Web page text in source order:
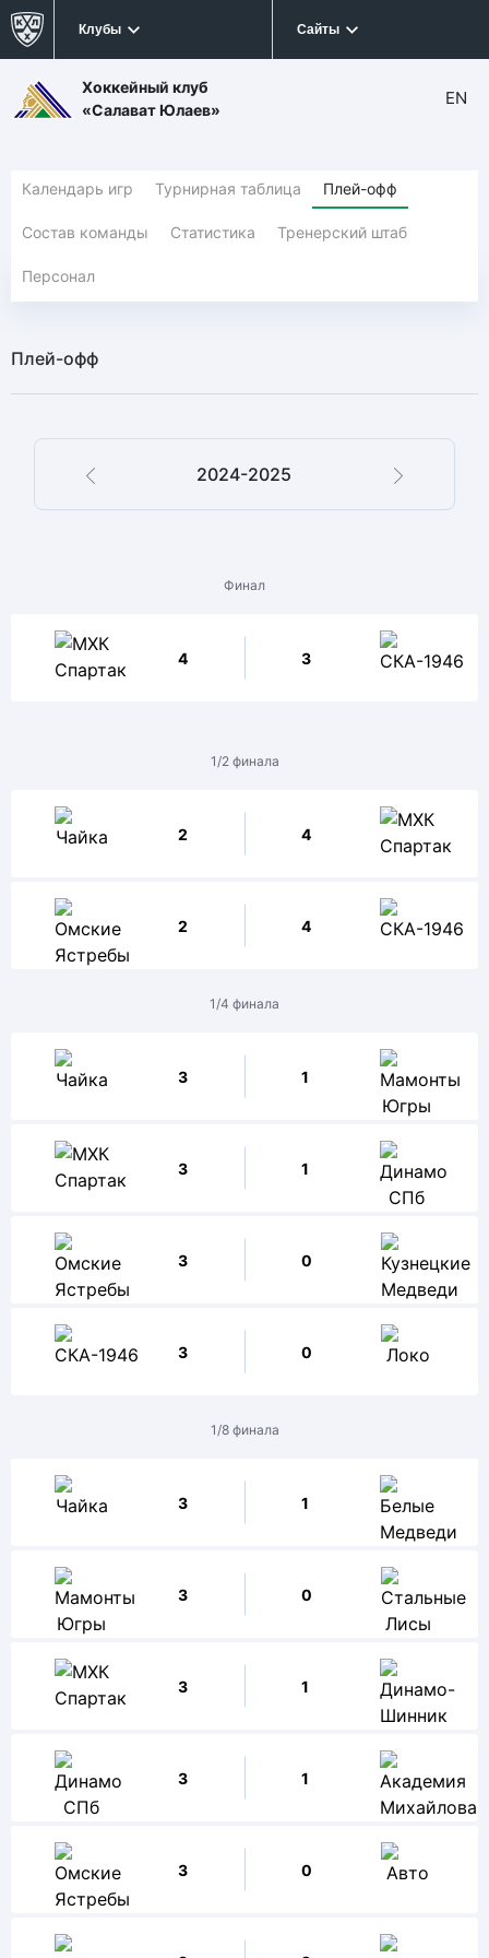
Клубы Сайты
Хоккейный клуб
«Салават Юлаев»
EN
Календарь игр Турнирная таблица Плей-офф
Состав команды Статистика Тренерский штаб
Персонал
Плей-офф
2024-2025
1/8 финала
3 1
3 0
3 1
3 1
3 0
1/4 финала
3 1
3 1
3 0
3 0
1/2 финала
2 4
2 4
Финал
4 3